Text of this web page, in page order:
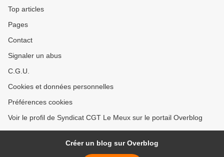
Top articles
Pages
Contact
Signaler un abus
C.G.U.
Cookies et données personnelles
Préférences cookies
Voir le profil de Syndicat CGT Le Meux sur le portail Overblog
Créer un blog sur Overblog